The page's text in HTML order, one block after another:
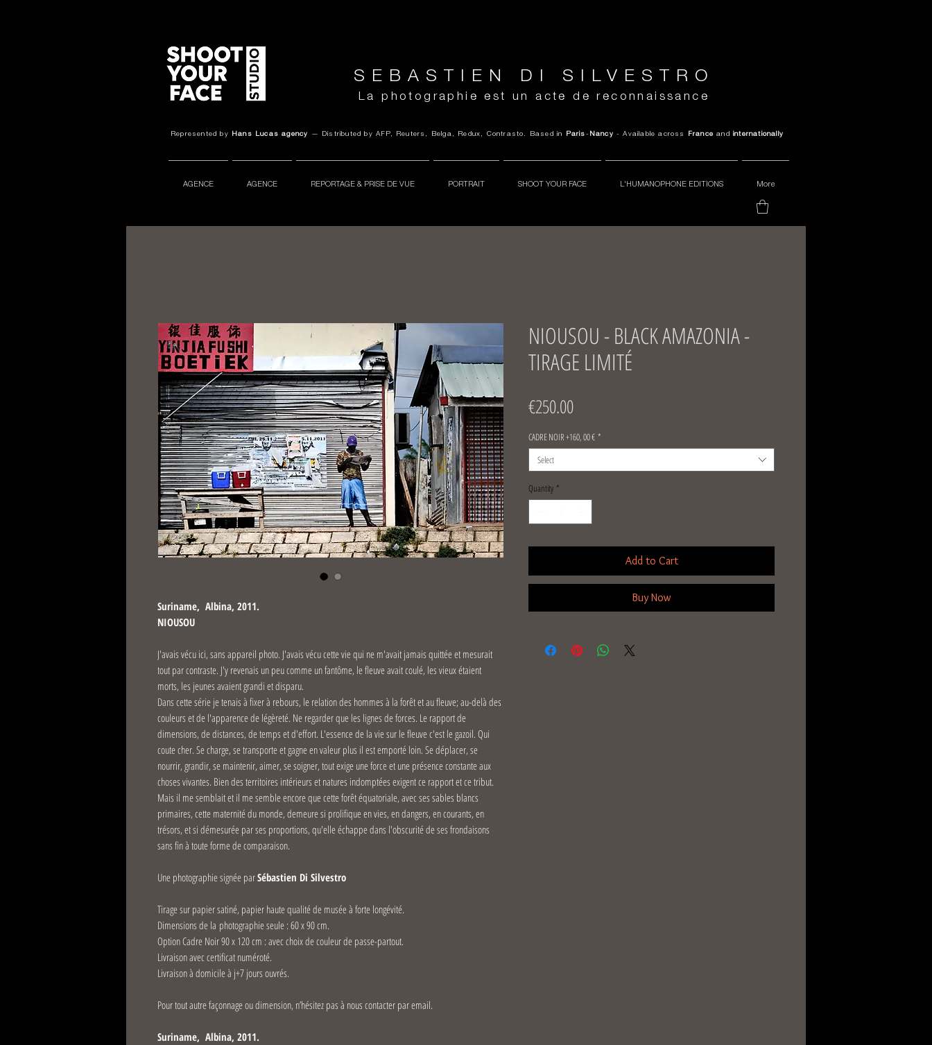
SEBASTIEN DI SILVESTRO
La photographie est un acte de reconnaissance
Represented by Hans Lucas agency — Distributed by AFP, Reuters, Belga, Redux, Contrasto. Based in Paris - Nancy- Available across France andinternationally
AGENCE AGENCE REPORTAGE & PRISE DE VUE PORTRAIT SHOOT YOUR FACE L'HUMANOPHONE EDITIONS More
Suriname, Albina, 2011.
NIOUSOU
J'avais vécu ici, sans appareil photo. J'avais vécu cette vie qui ne m'avait jamais quittée et mesurait
tout par contraste. J'y revenais un peu comme un fantôme, le fleuve avait coulé, les vieux étaient
morts, les jeunes avaient grandi et disparu.
Dans cette série je tenais à fixer à rebours, le relation des hommes à la forêt et au fleuve; au-delà des
couleurs et de l'apparence de légèreté. Ne regarder que les lignes de forces. Le rapport de
dimensions, de distances, de temps et d'effort. L'essence de la vie sur le fleuve c'est le gazoil. Qui
coute cher. Se charge, se transporte et gagne en valeur plus il est emporté loin. Se déplacer, se
nourrir, grandir, se maintenir, aimer, se soigner, tout exige une force et une présence constante aux
choses vivantes. Bien des territoires intérieurs et natures indomptées exigent ce rapport et ce tribut.
Mais il me semblait et il me semble encore que cette forêt équatoriale, avec ses sables blancs
primaires, cette maternité du monde, demeure si prolifique en vies, en dangers, en courants, en
trésors, et si démesurée par ses proportions, qu'elle échappe dans l'obscurité de ses frondaisons
sans fin à toute forme de comparaison.
Une photographie signée parSébastien Di Silvestro
Tirage sur papier satiné, papier haute qualité de musée à forte longévité.
Dimensions de la photographie seule : 60 x 90 cm.
Option Cadre Noir 90 x 120 cm : avec choix de couleur de passe-partout.
Livraison avec certificat numéroté.
Livraison à domicile à j+7 jours ouvrés.
Pour tout autre façonnage ou dimension, n’hésitez pas à nous contacter par email.
Suriname, Albina, 2011.
NIOUSOU - BLACK AMAZONIA -
TIRAGE LIMITÉ
€250.00Price
CADRE NOIR +160, 00 € *
Select
Quantity *
Add to Cart
Buy Now